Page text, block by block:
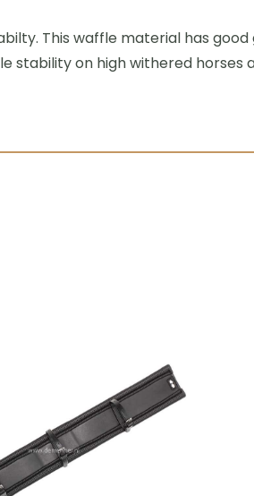
This waffle material has
stability on high withered horses